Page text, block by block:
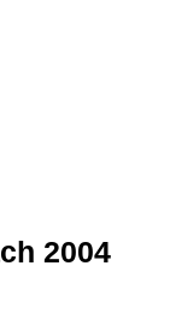
2004